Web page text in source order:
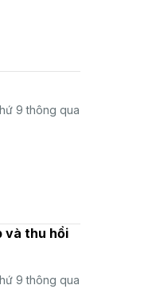
9 thông qua
và thu hồi
9 thông qua